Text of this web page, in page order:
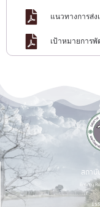
แนวทางการส่ง
เป้าหมายการ
สถาบั
Energy